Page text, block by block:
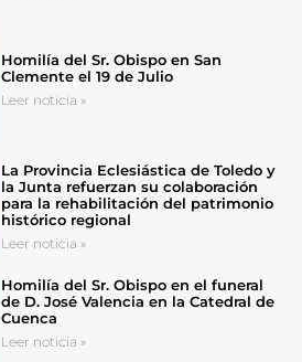
Homilía del Sr. Obispo en San
Clemente el 19 de Julio
Leer noticia »
La Provincia Eclesiástica de Toledo y
la Junta refuerzan su colaboración
para la rehabilitación del patrimonio
histórico regional
Leer noticia »
Homilía del Sr. Obispo en el funeral
de D. José Valencia en la Catedral de
Cuenca
Leer noticia »